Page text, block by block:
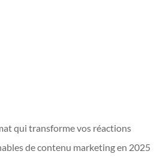
qui transforme vos réactions
de contenu marketing en 2025